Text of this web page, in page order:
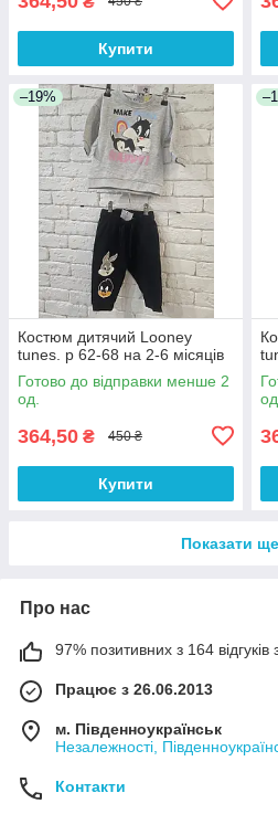
Купити
–19%
Костюм дитячий Looney
tunes. р 62-68 на 2-6 місяців
Готово до відправки менше 2
од.
364,50 ₴ 450 ₴
Купити
од.
Показати ще
Про нас
97% позитивних з 164 відгуків
Працює з 26.06.2013
м. Південноукраїнськ
Незалежності,
Контакти